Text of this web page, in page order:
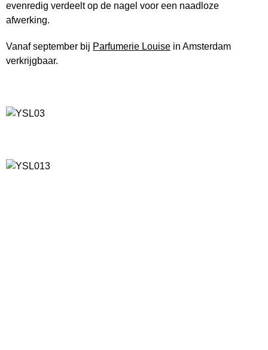
evenredig verdeelt op de nagel voor een naadloze
afwerking.
Vanaf september bij Parfumerie Louise in Amsterdam
verkrijgbaar.